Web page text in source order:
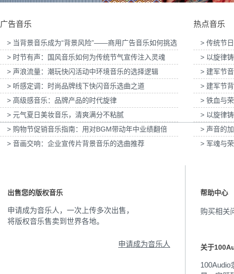
为伊利宫酪中规格奶皮子酸奶TVC拍摄提供音
乐版权
为国泰海通证券上海青浦分公司宣
音乐版权
广告音乐
> 当背景音乐成为“背景风险”——商用广告音乐如何挑选
> 时节有声：国风音乐如何为传统节气宣传注入灵魂
> 声浪流量：潮玩快闪活动中环境音乐的选择逻辑
> 听感定调：时尚品牌线下快闪音乐选曲之道
> 高级感音乐：品牌产品的时代旋律
> 元气夏日美妆音乐，清爽满分不粘腻
> 购物节促销音乐指南：用对BGM带动年中业绩翻倍
> 音画交响：企业宣传片背景音乐的选曲推荐
热点音乐
> 传统节
> 以旋律
> 建军节
> 建军节
> 铁血与
> 以旋律
> 声音的
> 军魂与
出售您的版权音乐
申请成为音乐人，一次上传多次出售，
将版权音乐售卖到世界各地。
申请成为音乐人
帮助中心
购买相关
关于
100Audio